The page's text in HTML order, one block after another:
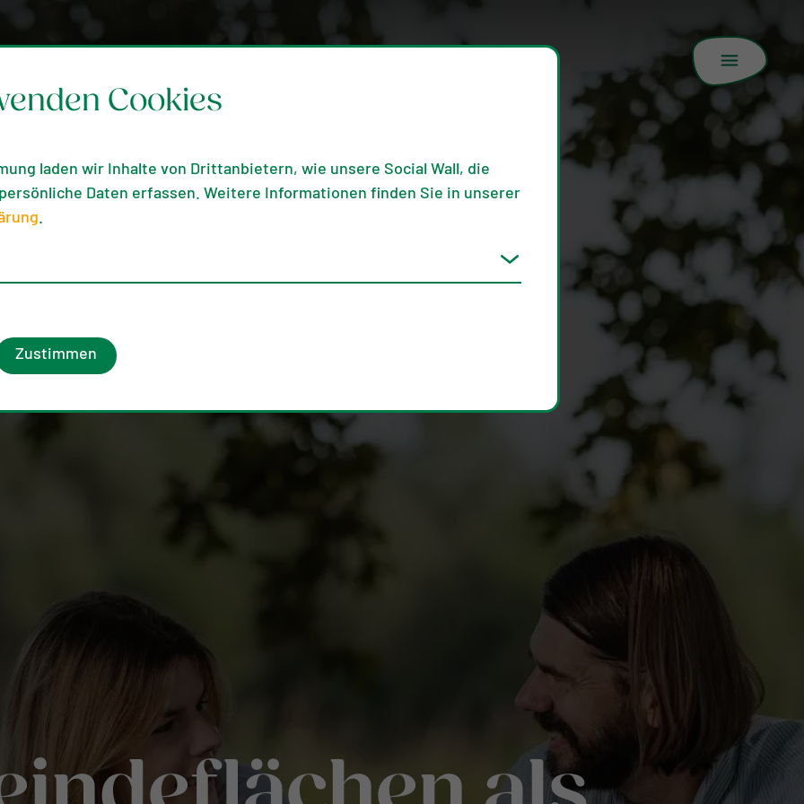
Cookies
laden wir Inhalte von Drittanbietern, wie unsere Social Wall, die
Daten erfassen. Weitere Informationen finden Sie in unserer
.
Zustimmen